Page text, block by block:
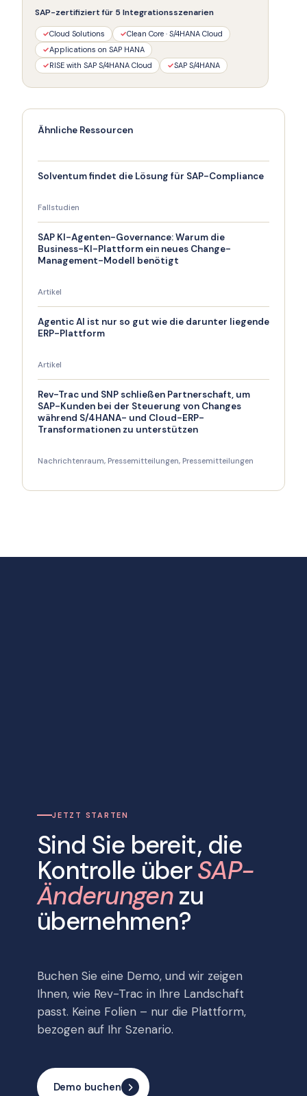
SAP-zertifiziert für 5 Integrationsszenarien
✓Cloud Solutions ✓Clean Core · S/4HANA Cloud
✓Applications on SAP HANA
✓RISE with SAP S/4HANA Cloud ✓SAP S/4HANA
Ähnliche Ressourcen
Solventum findet die Lösung für SAP-Compliance
Fallstudien
SAP KI-Agenten-Governance: Warum die
Business-KI-Plattform ein neues Change-
Management-Modell benötigt
Artikel
Agentic AI ist nur so gut wie die darunter liegende
ERP-Plattform
Artikel
Rev-Trac und SNP schließen Partnerschaft, um
SAP-Kunden bei der Steuerung von Changes
während S/4HANA- und Cloud-ERP-
Transformationen zu unterstützen
Nachrichtenraum, Pressemitteilungen, Pressemitteilungen
JETZT STARTEN
Sind Sie bereit, die
Kontrolle überSAP-
Änderungenzu
übernehmen?
Buchen Sie eine Demo, und wir zeigen
Ihnen, wie Rev-Trac in Ihre Landschaft
passt. Keine Folien – nur die Plattform,
bezogen auf Ihr Szenario.
Demo buchen